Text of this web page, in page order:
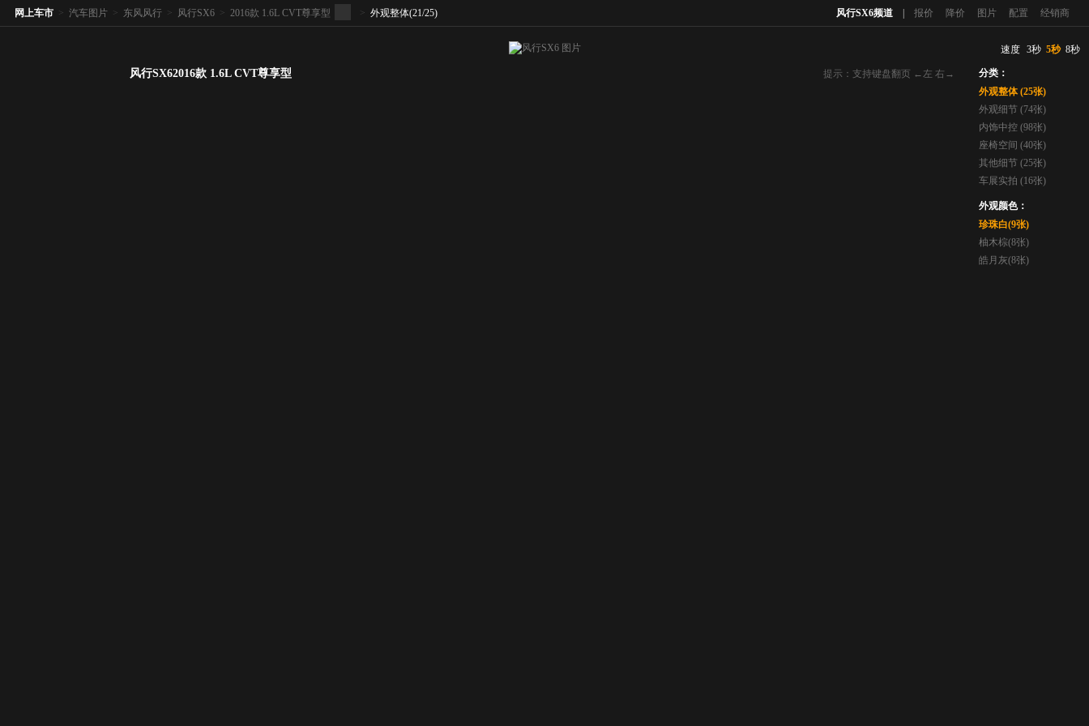
风行SX6频道 报价 降价 图片 配置 经销商
网上车市 > 汽车图片 > 东风风行 > 风行SX6 > 2016款 1.6L CVT尊享型 > 外观整体(21/25)
提示：支持键盘翻页 ←左 右→
风行SX62016款 1.6L CVT尊享型
速度 3秒 5秒 8秒
分类：
外观整体 (25张)
外观细节 (74张)
内饰中控 (98张)
座椅空间 (40张)
其他细节 (25张)
车展实拍 (16张)
外观颜色：
珍珠白(9张)
柚木棕(8张)
皓月灰(8张)